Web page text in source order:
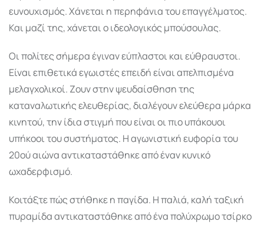
ευνουχισμός. Χάνεται η περηφάνια του επαγγέλματος.
Και μαζί της, χάνεται ο ιδεολογικός μπούσουλας.
Οι πολίτες σήμερα έγιναν εύπλαστοι και εύθραυστοι.
Είναι επιθετικά εγωιστές επειδή είναι απελπισμένα
μελαγχολικοί. Ζουν στην ψευδαίσθηση της
καταναλωτικής ελευθερίας, διαλέγουν ελεύθερα μάρκα
κινητού, την ίδια στιγμή που είναι οι πιο υπάκουοι
υπήκοοι του συστήματος. Η αγωνιστική ευφορία του
20ού αιώνα αντικαταστάθηκε από έναν κυνικό
ωχαδερφισμό.
Κοιτάξτε πώς στήθηκε η παγίδα. Η παλιά, καλή ταξική
πυραμίδα αντικαταστάθηκε από ένα πολύχρωμο τσίρκο